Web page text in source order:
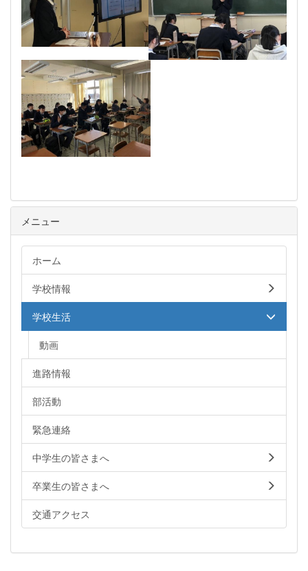
メニュー
ホーム
学校情報
学校生活
動画
進路情報
部活動
緊急連絡
中学生の皆さまへ
卒業生の皆さまへ
交通アクセス